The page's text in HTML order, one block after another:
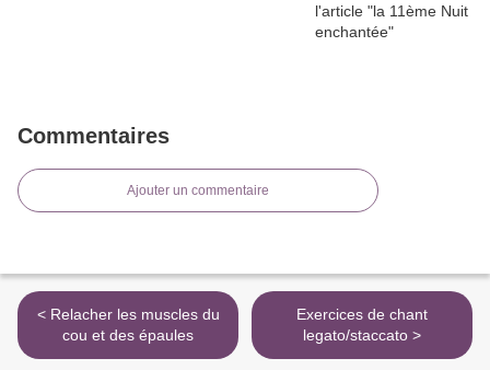
Commentaires
Ajouter un commentaire
< Relacher les muscles du
cou et des épaules
Exercices de chant
legato/staccato >